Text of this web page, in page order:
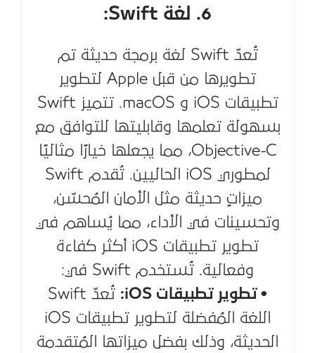
6. لغة Swift:
تُعدّ Swift لغة برمجة حديثة تم
تطويرها من قبل Apple لتطوير
تطبيقات iOS و macOS. تتميز Swift
بسهولة تعلمها وقابليتها للتوافق مع
Objective-C، مما يجعلها خيارًا مثاليًا
لمطوري iOS الحاليين. تُقدم Swift
ميزاتٍ حديثة مثل الأمان المُحسّن،
وتحسينات في الأداء، مما يُساهم في
تطوير تطبيقات iOS أكثر كفاءة
وفعالية. تُستخدم Swift في:
• تطوير تطبيقات iOS:
تُعدّ Swift
اللغة المُفضلة لتطوير تطبيقات iOS
الحديثة، وذلك بفضل ميزاتها المُتقدمة